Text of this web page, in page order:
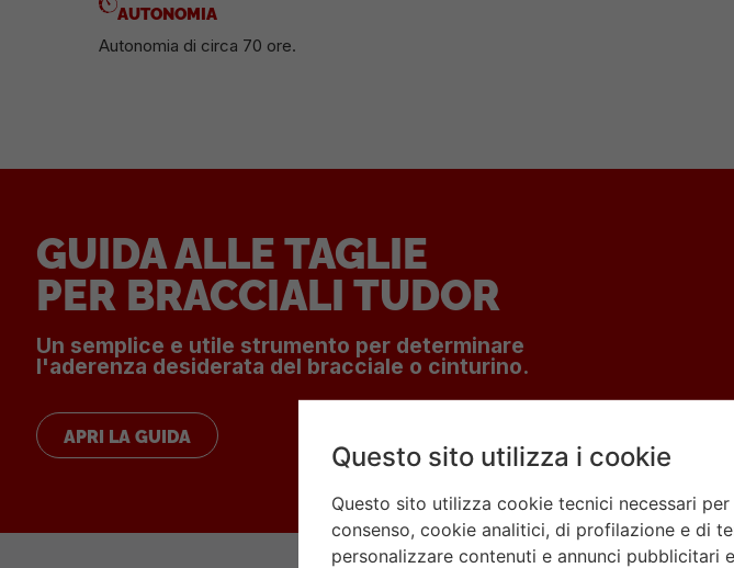
AUTONOMIA
Autonomia di circa 70 ore.
GUIDA ALLE TAGLIE
PER BRACCIALI TUDOR
Un semplice e utile strumento per determinare
l'aderenza desiderata del bracciale o cinturino.
APRI LA GUIDA
Questo sito utilizza i cookie
Questo sito utilizza cookie tecnici necessari
consenso, cookie analitici, di profilazione e di
personalizzare contenuti e annunci